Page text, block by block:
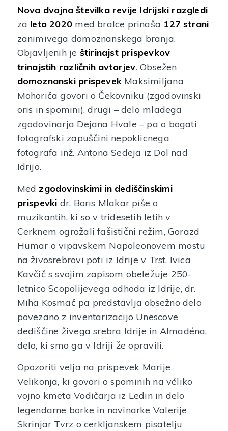
Nova dvojna številka revije Idrijski razgledi
za leto 2020 med bralce prinaša 127 strani
zanimivega domoznanskega branja.
Objavljenih je štirinajst prispevkov
trinajstih različnih avtorjev. Obsežen
domoznanski prispevek Maksimiljana
Mohoriča govori o Čekovniku (zgodovinski
oris in spomini), drugi – delo mladega
zgodovinarja Dejana Hvale – pa o bogati
fotografski zapuščini nepoklicnega
fotografa inž. Antona Sedeja iz Dol nad
Idrijo.
Med zgodovinskimi in dediščinskimi
prispevki dr. Boris Mlakar piše o
muzikantih, ki so v tridesetih letih v
Cerknem ogrožali fašistični režim, Gorazd
Humar o vipavskem Napoleonovem mostu
na živosrebrovi poti iz Idrije v Trst, Ivica
Kavčič s svojim zapisom obeležuje 250-
letnico Scopolijevega odhoda iz Idrije, dr.
Miha Kosmač pa predstavlja obsežno delo
povezano z inventarizacijo Unescove
dediščine živega srebra Idrije in Almadéna,
delo, ki smo ga v Idriji že opravili.
Opozoriti velja na prispevek Marije
Velikonja, ki govori o spominih na véliko
vojno kmeta Vodičarja iz Ledin in delo
legendarne borke in novinarke Valerije
Skrinjar Tvrz o cerkljanskem pisatelju